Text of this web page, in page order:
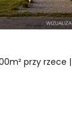
przy rzece |